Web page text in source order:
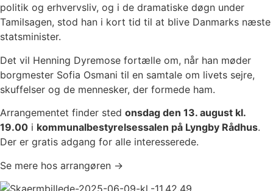
politik og erhvervsliv, og i de dramatiske døgn under
Tamilsagen, stod han i kort tid til at blive Danmarks næste
statsminister.
Det vil Henning Dyremose fortælle om, når han møder
borgmester Sofia Osmani til en samtale om livets sejre,
skuffelser og de mennesker, der formede ham.
Arrangementet finder sted onsdag den 13. august kl.
19.00 i kommunalbestyrelsessalen på Lyngby Rådhus.
Der er gratis adgang for alle interesserede.
Se mere hos arrangøren →